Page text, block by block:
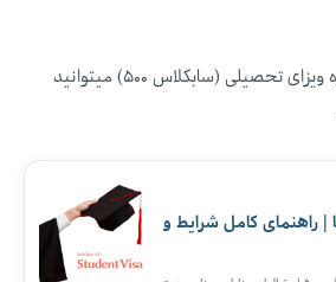
برای اطلاعات بیشتر درباره ویزای تحصیلی (سابکلاس ۵۰۰) میتوانید
| راهنمای کامل شرایط و